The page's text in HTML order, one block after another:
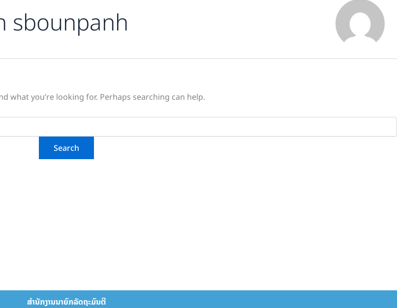
sbounpanh
what you’re looking for. Perhaps searching can help.
ສຳນັກງານນາຍົກລັດຖະມົນຕີ